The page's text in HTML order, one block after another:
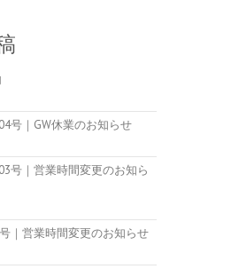
号｜GW休業のお知らせ
号｜営業時間変更のお知ら
｜営業時間変更のお知らせ